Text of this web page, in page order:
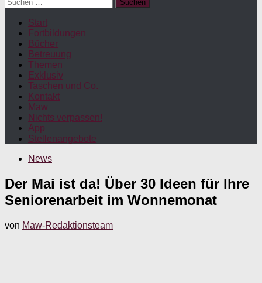
nach:
Start
Fortbildungen
Bücher
Betreuung
Themen
Exklusiv
Taschen und Co.
Kontakt
Maw
Nichts verpassen!
App
Stellenangebote
News
Der Mai ist da! Über 30 Ideen für Ihre
Seniorenarbeit im Wonnemonat
von Maw-Redaktionsteam